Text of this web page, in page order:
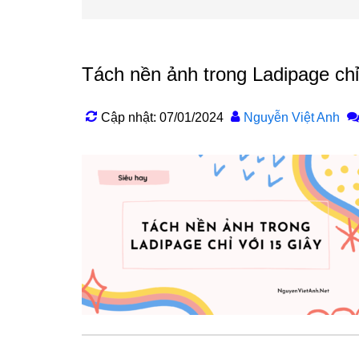
Tách nền ảnh trong Ladipage
Cập nhật: 07/01/2024 Nguyễn Việt Anh